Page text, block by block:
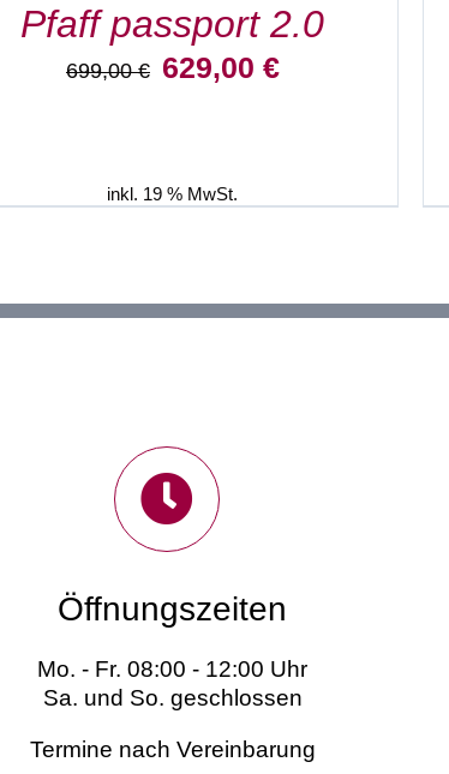
Pfaff passport 2.0
699,00€ Ursprünglicher
629,00 €Aktueller
inkl. 19 % MwSt.
Öffnungszeiten
Mo. - Fr. 08:00 - 12:00 Uhr
Sa. und So. geschlossen
Termine nach Vereinbarung